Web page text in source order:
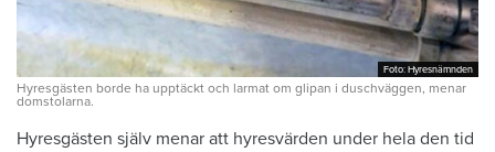
Foto: Hyresnämnden
Foto: Hyresnämnden
Hyresgästen borde ha upptäckt och larmat om glipan i duschväggen, menar
domstolarna.
Hyresgästen själv menar att hyresvärden under hela den tid